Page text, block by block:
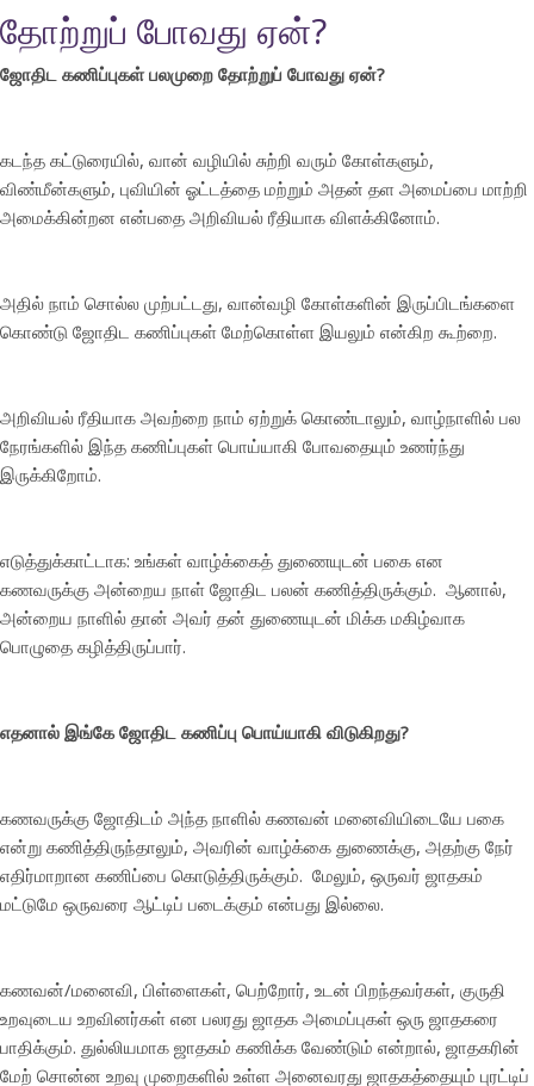
தோற்றுப் போவது ஏன்?
ஜோதிட கணிப்புகள் பலமுறை தோற்றுப் போவது ஏன்?
கடந்த கட்டுரையில், வான் வழியில் சுற்றி வரும் கோள்களும்,
விண்மீன்களும், புவியின் ஓட்டத்தை மற்றும் அதன் தள அமைப்பை மாற்றி
அமைக்கின்றன என்பதை அறிவியல் ரீதியாக விளக்கினோம்.
அதில் நாம் சொல்ல முற்பட்டது, வான்வழி கோள்களின் இருப்பிடங்களை
கொண்டு ஜோதிட கணிப்புகள் மேற்கொள்ள இயலும் என்கிற கூற்றை.
அறிவியல் ரீதியாக அவற்றை நாம் ஏற்றுக் கொண்டாலும், வாழ்நாளில் பல
நேரங்களில் இந்த கணிப்புகள் பொய்யாகி போவதையும் உணர்ந்து
இருக்கிறோம்.
எடுத்துக்காட்டாக: உங்கள் வாழ்க்கைத் துணையுடன் பகை என
கணவருக்கு அன்றைய நாள் ஜோதிட பலன் கணித்திருக்கும். ஆனால்,
அன்றைய நாளில் தான் அவர் தன் துணையுடன் மிக்க மகிழ்வாக
பொழுதை கழித்திருப்பார்.
எதனால் இங்கே ஜோதிட கணிப்பு பொய்யாகி விடுகிறது?
கணவருக்கு ஜோதிடம் அந்த நாளில் கணவன் மனைவியிடையே பகை
என்று கணித்திருந்தாலும், அவரின் வாழ்க்கை துணைக்கு, அதற்கு நேர்
எதிர்மாறான கணிப்பை கொடுத்திருக்கும். மேலும், ஒருவர் ஜாதகம்
மட்டுமே ஒருவரை ஆட்டிப் படைக்கும் என்பது இல்லை.
கணவன்/மனைவி, பிள்ளைகள், பெற்றோர், உடன் பிறந்தவர்கள், குருதி
உறவுடைய உறவினர்கள் என பலரது ஜாதக அமைப்புகள் ஒரு ஜாதகரை
பாதிக்கும். துல்லியமாக ஜாதகம் கணிக்க வேண்டும் என்றால், ஜாதகரின்
மேற் சொன்ன உறவு முறைகளில் உள்ள அனைவரது ஜாதகத்தையும் புரட்டிப்